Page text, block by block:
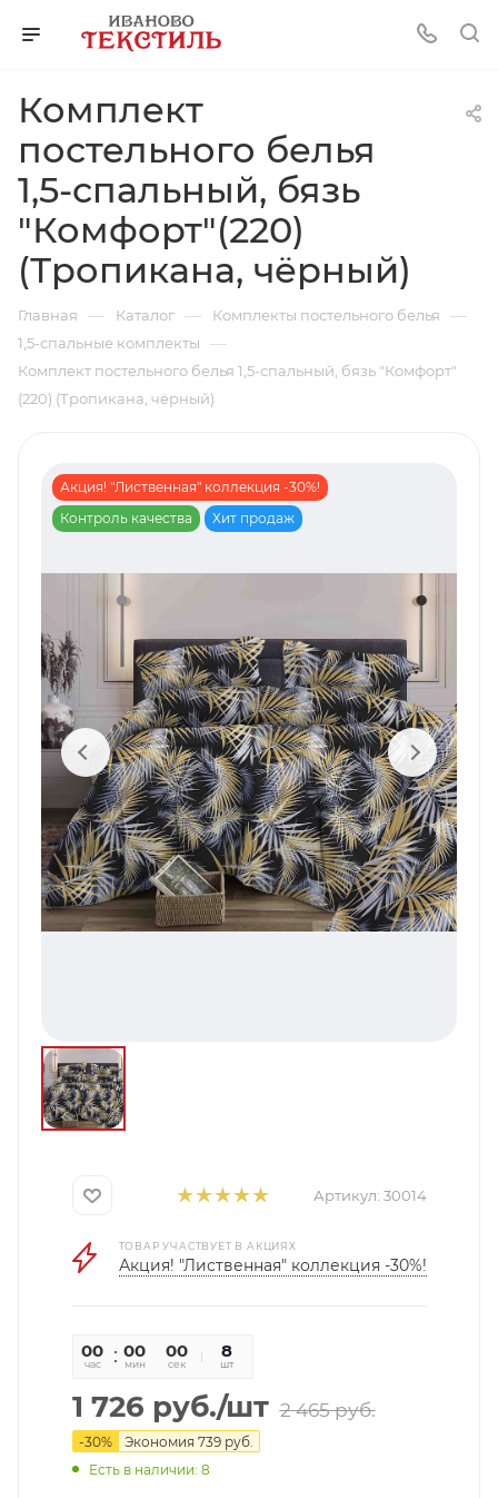
Комплект
постельного белья
1,5-спальный, бязь
"Комфорт"(220)
(Тропикана, чёрный)
Главная — Каталог — Комплекты постельного белья —
1,5-спальные комплекты —
Комплект постельного белья 1,5-спальный, бязь "Комфорт"
(220) (Тропикана, чёрный)
Акция! "Лиственная" коллекция -30%!
Контроль качества
Хит продаж
Артикул: 30014
ТОВАР УЧАСТВУЕТ В АКЦИЯХ
Акция! "Лиственная" коллекция -30%!
00
час
00
мин
00
сек
8
шт
1 726 руб./шт 2 465руб.
-30% Экономия 739руб.
Есть в наличии: 8